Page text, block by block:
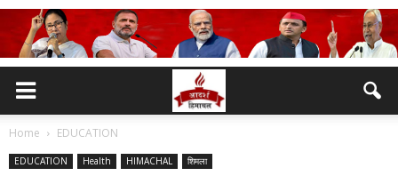
Home EDUCATION
EDUCATION Health HIMACHAL शिमला